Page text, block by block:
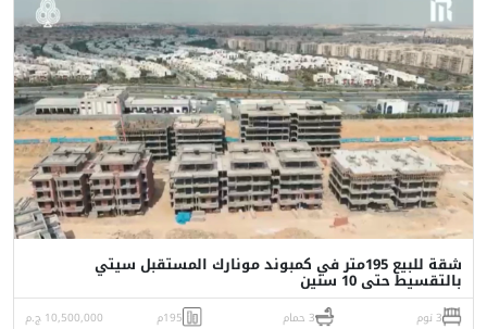
شقة للبيع 195متر في كمبوند مونارك المستقبل سيتي
بالتقسيط حتى 10 سنين
3 نوم 3 حمام 195م 10,500,000 ج.م